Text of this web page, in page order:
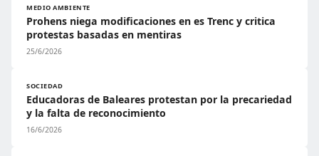
MEDIO AMBIENTE
Prohens niega modificaciones en es Trenc y critica
protestas basadas en mentiras
25/6/2026
SOCIEDAD
Educadoras de Baleares protestan por la precariedad
y la falta de reconocimiento
16/6/2026